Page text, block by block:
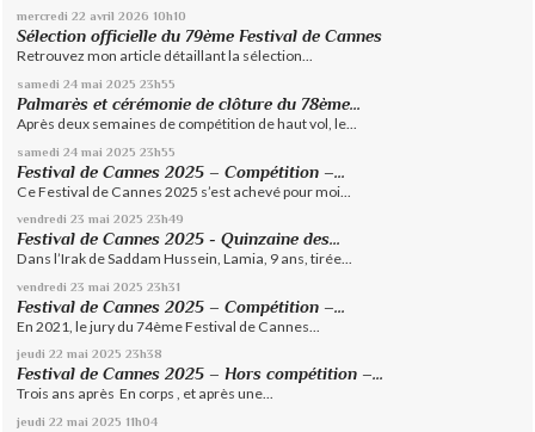
mercredi 22 avril 2026 10h10
Sélection officielle du 79ème Festival de Cannes
Retrouvez mon article détaillant la sélection...
samedi 24 mai 2025 23h55
Palmarès et cérémonie de clôture du 78ème...
Après deux semaines de compétition de haut vol, le...
samedi 24 mai 2025 23h55
Festival de Cannes 2025 – Compétition –...
Ce Festival de Cannes 2025 s’est achevé pour moi...
vendredi 23 mai 2025 23h49
Festival de Cannes 2025 - Quinzaine des...
Dans l’Irak de Saddam Hussein, Lamia, 9 ans, tirée...
vendredi 23 mai 2025 23h31
Festival de Cannes 2025 – Compétition –...
En 2021, le jury du 74ème Festival de Cannes...
jeudi 22 mai 2025 23h38
Festival de Cannes 2025 – Hors compétition –...
Trois ans après En corps , et après une...
jeudi 22 mai 2025 11h04